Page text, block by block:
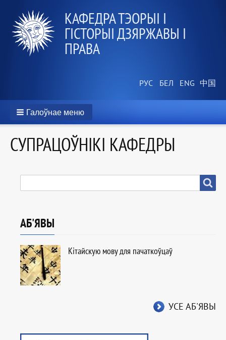
КАФЕДРА ТЭОРЫІ І
ГІСТОРЫІ ДЗЯРЖАВЫ І
ПРАВА
Галоўнае меню
CУПРАЦОЎНІКІ КАФЕДРЫ
АБ'ЯВЫ
Кітайскую мову для пачаткоўцаў
УСЕ АБ'ЯВЫ